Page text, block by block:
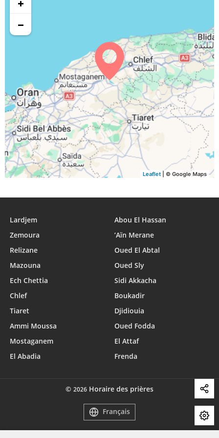
12:57 16:35 19:25 20:23
+
−
Leaflet | © Google Maps
Lardjem
Abou El Hassan
Zemoura
’Aïn Merane
Relizane
Oued El Abtal
Mazouna
Oued Sly
Ech Chettia
Sidi Akkacha
Chlef
Boukadir
Tiaret
Djidiouia
Ammi Moussa
Oued Fodda
Mostaganem
El Attaf
El Abadia
Frenda
© 2026 Horaire des prières
Français